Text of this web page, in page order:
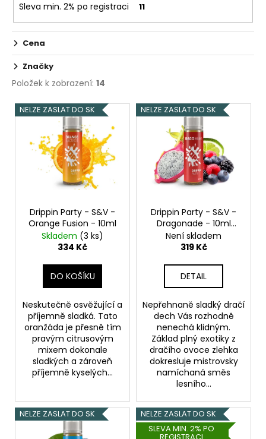
Sleva min. 2% po registraci 11
Cena
Značky
Položek k zobrazení: 14
V
ý
NELZE ZASLAT DO SK
Drippin Party - S&V -
Orange Fusion - 10ml
Skladem (3 ks)
334 Kč
DO KOŠÍKU
Neskutečně osvěžující a
příjemně sladká. Tato
oranžáda je přesně tím
pravým citrusovým
mixem dokonale
sladkých a zároveň
příjemně kyselých...
NELZE ZASLAT DO SK
Drippin Party - S&V -
Dragonade - 10ml
Dračí ovoce
Není skladem
319 Kč
DETAIL
Nepřehnaně sladký dračí
dech Vás rozhodně
nenechá klidným.
Základ plný exotiky z
dračího ovoce zlehka
dokresluje mistrovsky
namíchaná směs
lesního...
NELZE ZASLAT DO SK
NELZE ZASLAT DO SK
SLEVA MIN. 2% PO
ELF
BAR
600
-
20MG
-
CHERRY
(TŘEŠEŇ)
Kč